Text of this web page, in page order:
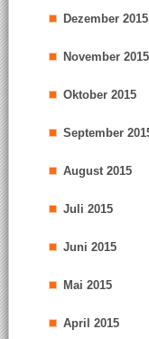
Dezember 2015
November 2015
Oktober 2015
September
August 2015
Juli 2015
Juni 2015
Mai 2015
April 2015